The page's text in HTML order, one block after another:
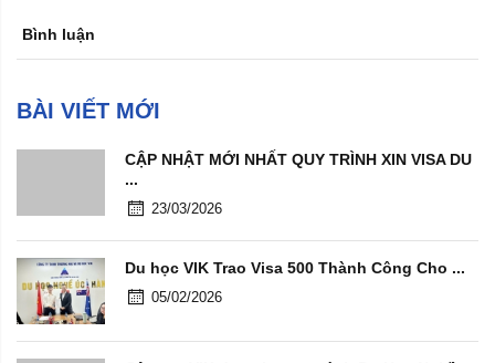
Bình luận
BÀI VIẾT MỚI
CẬP NHẬT MỚI NHẤT QUY TRÌNH XIN VISA DU
...
23/03/2026
Du học VIK Trao Visa 500 Thành Công Cho ...
05/02/2026